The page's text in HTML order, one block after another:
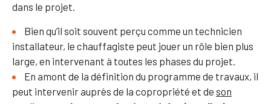
dans le projet.
Bien qu’il soit souvent perçu comme un technicien
installateur, le chauffagiste peut jouer un rôle bien plus
large, en intervenant à toutes les phases du projet.
En amont de la définition du programme de travaux, il
peut intervenir auprès de la copropriété et de son